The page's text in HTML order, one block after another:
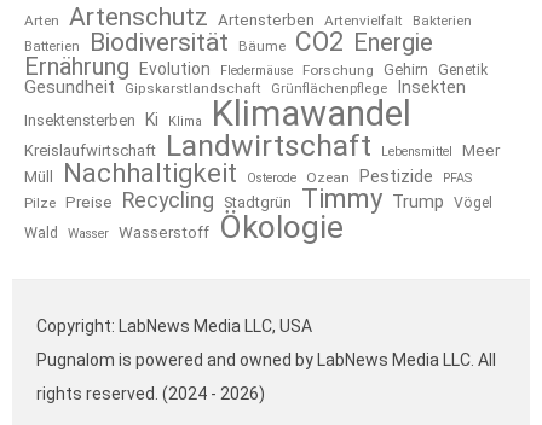
Arten Artenschutz Artensterben Artenvielfalt
Bakterien
Batterien
Biodiversität Bäume CO2 Energie
Ernährung
Evolution Fledermäuse Forschung Gehirn Genetik
Gesundheit Gipskarstlandschaft Grünflächenpflege Insekten
Insektensterben Ki Klima Klimawandel
Kreislaufwirtschaft Landwirtschaft Lebensmittel
Meer
Müll
Nachhaltigkeit Osterode Ozean Pestizide PFAS
Pilze Preise Recycling Stadtgrün Timmy Trump
Vögel
Wald
Wasser Wasserstoff Ökologie
Copyright: LabNews Media LLC, USA
Pugnalom is powered and owned by LabNews Media LLC. All
rights reserved. (2024 - 2026)